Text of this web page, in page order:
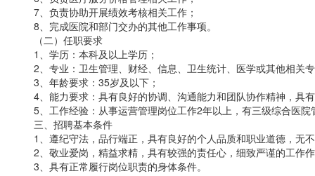
7、负责协助开展绩效考核相关工作；
8、完成医院和部门交办的其他工作事项。
（二）任职要求
1、学历：本科及以上学历；
2、专业：卫生管理、财经、信息、卫生统计、医学或其他相关
3、年龄要求：35岁及以下；
4、能力要求：具有良好的协调、沟通能力和团队协作精神，具
5、工作经验：从事运营管理岗位工作2年以上，有三级综合医院
三、招聘基本条件
1、遵纪守法，品行端正，具有良好的个人品质和职业道德，无
2、敬业爱岗，精益求精，具有较强的责任心，细致严谨的工作
3、具有正常履行岗位职责的身体条件。